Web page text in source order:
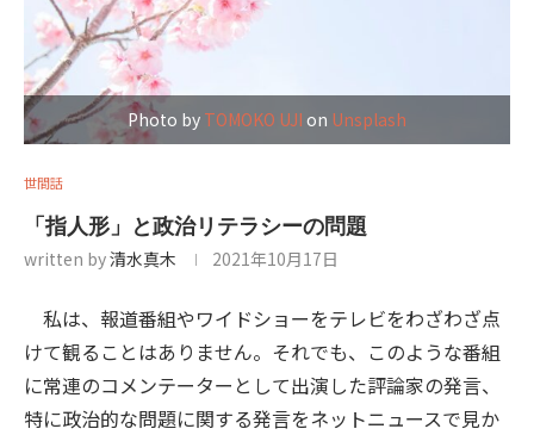
Photo by TOMOKO UJI on Unsplash
世間話
「指人形」と政治リテラシーの問題
written by清水真木 2021年10月17日
私は、報道番組やワイドショーをテレビをわざわざ点
けて観ることはありません。それでも、このような番組
に常連のコメンテーターとして出演した評論家の発言、
特に政治的な問題に関する発言をネットニュースで見か